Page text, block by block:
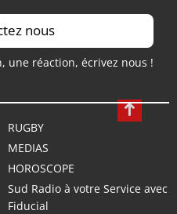
nous
une réaction, écrivez nous !
RUGBY
MEDIAS
HOROSCOPE
Sud Radio à votre Service avec
Fiducial